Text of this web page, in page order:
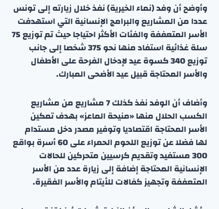
وأوضح أن وفد (نماء الخيرية) نفذ خلال زيارته إلى تونس
عددا من المشاريع والبرامج الإنسانية التي استهدفت
الأسر المتعففة والفئات الأكثر احتياجا حيث تم توزيع 75
سلة غذائية استفاد منها نحو 375 شخصا إلى جانب
توزيع 340 كسوة عيد لإدخال الفرحة على الأطفال
والأسر المحتاجة قبيل عيد الأضحى المبارك.
وأضاف أن الوفد نفذ كذلك 7 مشاريع من مشاريع
الكسب الحلال منها «منيحة الماعز» بهدف تمكين
الأسر المحتاجة اقتصاديا وتوفير مصدر دخل مستدام
لها فضلا عن توزيع اللحوم الحمراء على 60 أسرة بواقع
300 مستفيد وتقديم كرسيين متحركين للحالات
الإنسانية المحتاجة إضافة إلى زيارة عدد من الأسر
المتعففة وتجهيز كفالات للأيتام والأسر الفقيرة.